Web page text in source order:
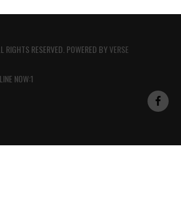
RESERVED. POWERED BYVERSE
NOW:1